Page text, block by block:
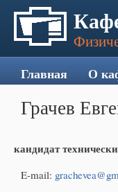
Грачев
кандидат
E-mail:
Главная О